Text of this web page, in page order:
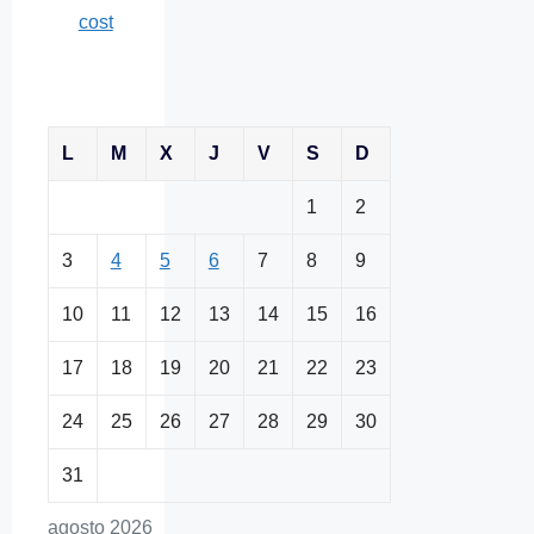
cost
agosto 2026
L M X J V S D
1 2
3 4 5 6 7 8 9
10 11 12 13 14 15 16
17 18 19 20 21 22 23
24 25 26 27 28 29 30
31